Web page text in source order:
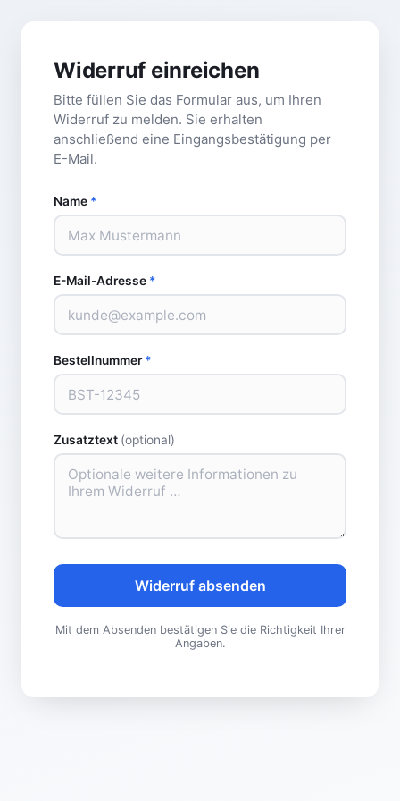
Widerruf einreichen
Bitte füllen Sie das Formular aus, um Ihren
Widerruf zu melden. Sie erhalten
anschließend eine Eingangsbestätigung per
E-Mail.
Name *
E-Mail-Adresse *
Bestellnummer*
Zusatztext (optional)
Widerruf absenden
Mit dem Absenden bestätigen Sie die Richtigkeit Ihrer
Angaben.